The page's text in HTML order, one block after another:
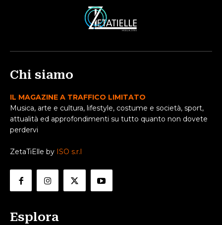
Chi siamo
IL MAGAZINE A TRAFFICO LIMITATO
Musica, arte e cultura, lifestyle, costume e società, sport,
attualità ed approfondimenti su tutto quanto non dovete
perdervi
ZetaTiElle by ISO s.r.l
Esplora